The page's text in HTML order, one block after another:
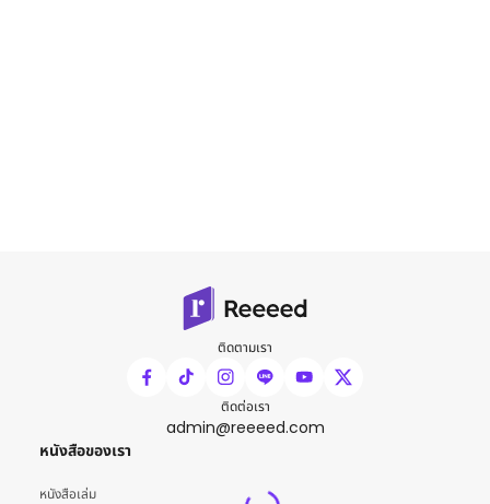
ติดตามเรา
ติดต่อเรา
admin@reeeed.com
หนังสือของเรา
หนังสือเล่ม